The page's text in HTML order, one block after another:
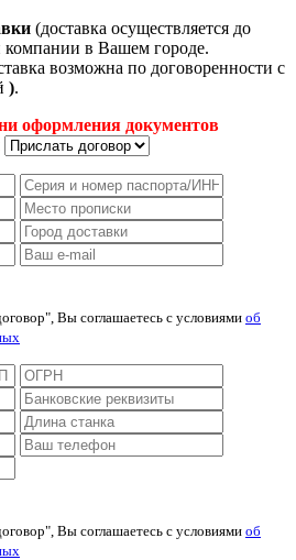
(доставка осуществляется до
компании в Вашем городе.
возможна по договоренности с
).
оформления документов
Вы соглашаетесь с условиями об
Вы соглашаетесь с условиями об